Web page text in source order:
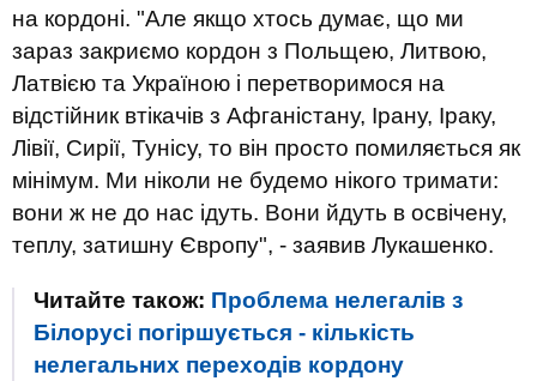
на кордоні. "Але якщо хтось думає, що ми
зараз закриємо кордон з Польщею, Литвою,
Латвією та Україною і перетворимося на
відстійник втікачів з Афганістану, Ірану, Іраку,
Лівії, Сирії, Тунісу, то він просто помиляється як
мінімум. Ми ніколи не будемо нікого тримати:
вони ж не до нас ідуть. Вони йдуть в освічену,
теплу, затишну Європу", - заявив Лукашенко.
Читайте також: Проблема нелегалів з
Білорусі погіршується - кількість
нелегальних переходів кордону